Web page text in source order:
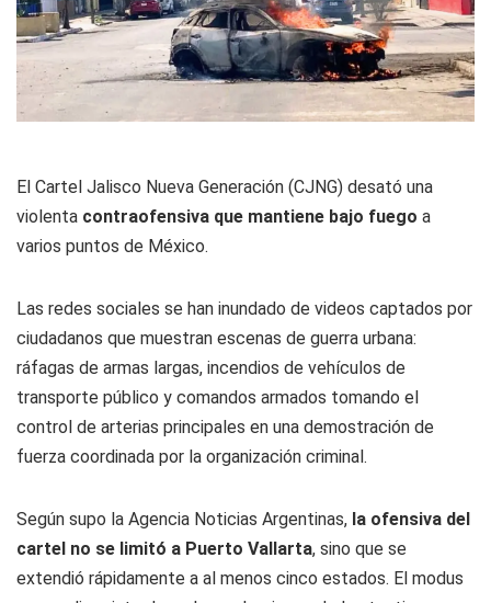
El Cartel Jalisco Nueva Generación (CJNG) desató una
violenta contraofensiva que mantiene bajo fuego a
varios puntos de México.
Las redes sociales se han inundado de videos captados por
ciudadanos que muestran escenas de guerra urbana:
ráfagas de armas largas, incendios de vehículos de
transporte público y comandos armados tomando el
control de arterias principales en una demostración de
fuerza coordinada por la organización criminal.
Según supo la Agencia Noticias Argentinas, la ofensiva del
cartel no se limitó a Puerto Vallarta, sino que se
extendió rápidamente a al menos cinco estados. El modus